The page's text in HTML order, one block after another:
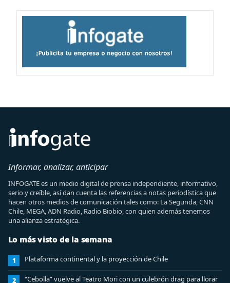
Informar, analizar, anticipar
INFOGATE es un medio digital de prensa independiente, informativo,
serio y creíble, así dan cuenta las referencias a notas periodística que
hacen otros medios de comunicación tales como: La Segunda, CNN
Chile, MEGA, ADN Radio, Radio Biobio, con quien además tenemos
una alianza estratégica.
Lo más visto de la semana
1 Plataforma continental y la proyección de Chile
2
“Cebolla” vuelve al Teatro Mori con un culebrón drag para llorar